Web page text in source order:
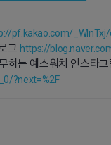
pf.kakao.com/
그 https://
하는 예스워치 인스타
?next=%2F